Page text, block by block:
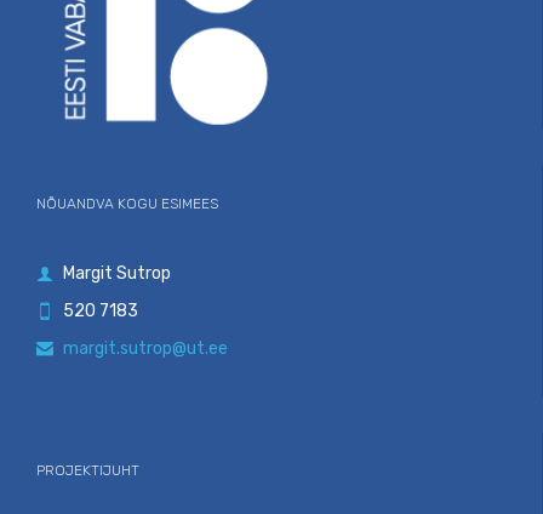
NÕUANDVA KOGU ESIMEES
 Margit Sutrop
520 7183
 margit.sutrop@ut.ee
PROJEKTIJUHT